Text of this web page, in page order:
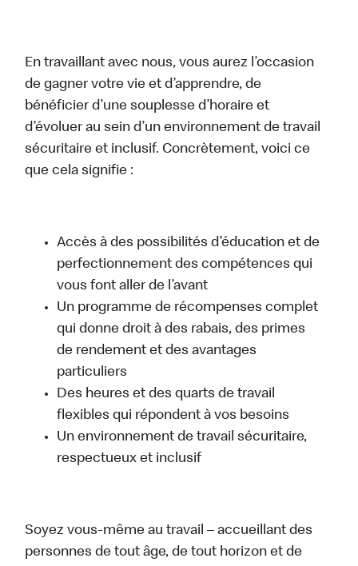
En travaillant avec nous, vous aurez l’occasion
de gagner votre vie et d’apprendre, de
bénéficier d’une souplesse d’horaire et
d’évoluer au sein d’un environnement de travail
sécuritaire et inclusif. Concrètement, voici ce
que cela signifie :
Accès à des possibilités d’éducation et de
perfectionnement des compétences qui
vous font aller de l’avant
Un programme de récompenses complet
qui donne droit à des rabais, des primes
de rendement et des avantages
particuliers
Des heures et des quarts de travail
flexibles qui répondent à vos besoins
Un environnement de travail sécuritaire,
respectueux et inclusif
Soyez vous-même au travail – accueillant des
personnes de tout âge, de tout horizon et de